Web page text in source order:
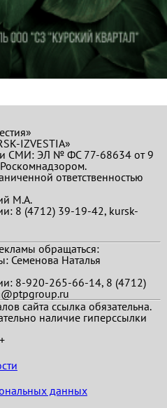
IZVESTIA»
СМИ: ЭЛ № ФС 77-68634 от 9
ответственностью
М.А.
8 (4712) 39-19-42, kursk-
обращаться:
Семенова Наталья
8-920-265-66-14, 8 (4712)
сайта ссылка обязательна.
наличие гиперссылки
данных